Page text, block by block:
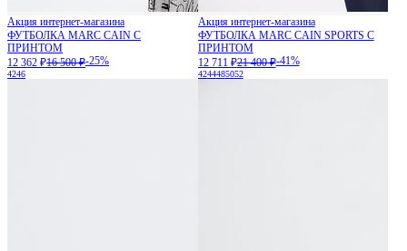
Акция интернет-магазина
ФУТБОЛКА MARC CAIN С
ПРИНТОМ
12 362 ₽16 500 ₽-25%
4246
Акция интернет-магазина
ФУТБОЛКА MARC CAIN SPORTS С
ПРИНТОМ
12 711 ₽21 400 ₽-41%
4244485052